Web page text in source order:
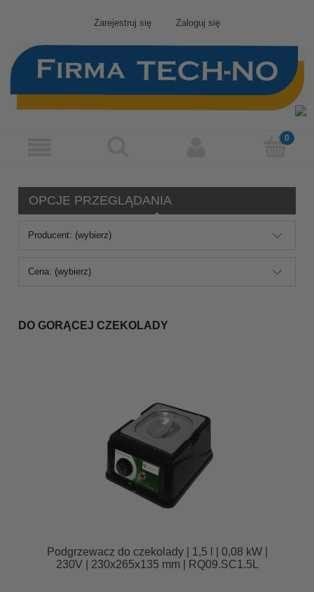
Zarejestruj się Zaloguj się
OPCJE PRZEGLĄDANIA
Producent: (wybierz)
Cena: (wybierz)
DO GORĄCEJ CZEKOLADY
Podgrzewacz do czekolady | 1,5 l | 0,08 kW |
230V | 230x265x135 mm | RQ09.SC1.5L